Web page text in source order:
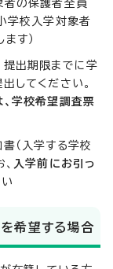
の保護者全員
学校入学対象者
す）
提出期限までに学
してください。
学校希望調査票
（入学する学校
入学前にお引っ
希望する場合